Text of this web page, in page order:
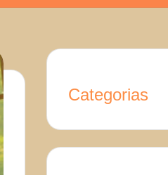
Categorias